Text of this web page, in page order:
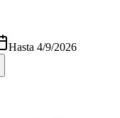
Hasta 4/9/2026